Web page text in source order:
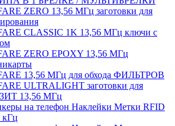
ZERO 13,56 МГц заготовки для
CLASSIC 1K 13,56 МГц ключи с
ZERO EPOXY 13,56 МГц
13,56 МГц для обхода ФИЛЬТРОВ
ULTRALIGHT заготовки для
13,56 МГц
на телефон Наклейки Метки RFID
кГц